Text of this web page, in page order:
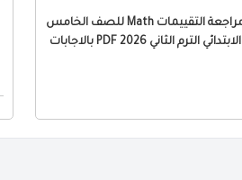
مراجعة التقييمات Math للصف الخامس
الابتدائي الترم الثاني 2026 PDF بالاجابات